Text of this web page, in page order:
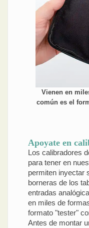
Vienen en
común es el
Apoyate en
Los calibradores
para tener en
permiten inyectar
borneras de los
entradas
en miles de
formato "tester"
Antes de montar